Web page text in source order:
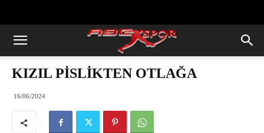
KIZIL PİSLİKTEN OTLAĞA
16/06/2024